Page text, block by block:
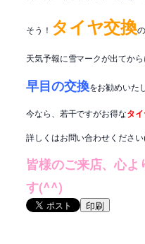
そう！ タイヤ交換
天気予報に雪マークが出てから
早目の交換をお勧めいた
今なら、若干ですがお得なタ
詳しくはお問い合わせくださ
皆様のご来店、心
す(^^)
印刷